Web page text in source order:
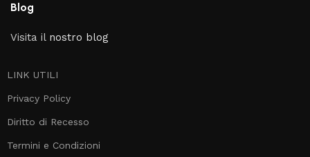
Blog
Visita il nostro blog
LINK UTILI
Privacy Policy
Diritto di Recesso
Termini e Condizioni